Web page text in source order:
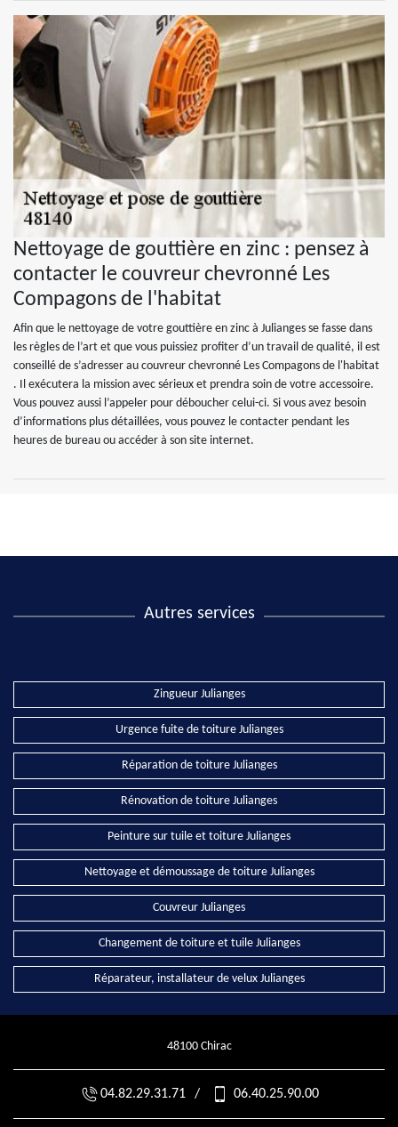
Nettoyage de gouttière en zinc : pensez à
contacter le couvreur chevronné Les
Compagons de l'habitat
Afin que le nettoyage de votre gouttière en zinc à Julianges se fasse dans
les règles de l’art et que vous puissiez profiter d’un travail de qualité, il est
conseillé de s’adresser au couvreur chevronné Les Compagons de l'habitat
. Il exécutera la mission avec sérieux et prendra soin de votre accessoire.
Vous pouvez aussi l’appeler pour déboucher celui-ci. Si vous avez besoin
d’informations plus détaillées, vous pouvez le contacter pendant les
heures de bureau ou accéder à son site internet.
Autres services
Zingueur Julianges
Urgence fuite de toiture Julianges
Réparation de toiture Julianges
Rénovation de toiture Julianges
Peinture sur tuile et toiture Julianges
Nettoyage et démoussage de toiture Julianges
Couvreur Julianges
Changement de toiture et tuile Julianges
Réparateur, installateur de velux Julianges
48100 Chirac
04.82.29.31.71 / 06.40.25.90.00